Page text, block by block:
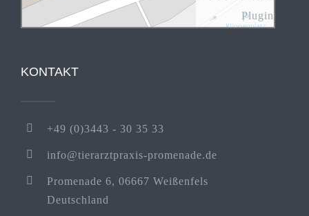
Plugin
KONTAKT
+49 (0)3443 - 30 35 33
info@tierarztpraxis-promenade.de
Promenade 6, 06667 Weißenfels
Deutschland